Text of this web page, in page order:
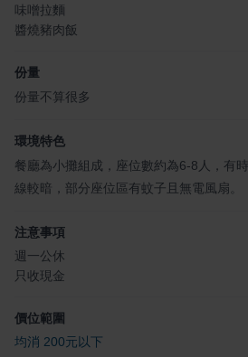
味噌拉麵
醬燒豬肉飯
份量
份量不算很多
環境特色
餐廳為小攤組成，座位數約為6-8人，有
線較暗，部分座位區有蚊子且無電風扇。
注意事項
週一公休
只收現金
價位範圍
均消 200元以下